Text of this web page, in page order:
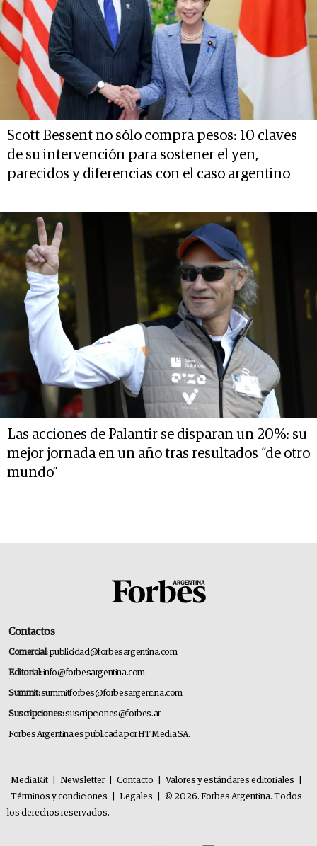
Scott Bessent no sólo compra pesos: 10 claves
de su intervención para sostener el yen,
parecidos y diferencias con el caso argentino
Las acciones de Palantir se disparan un 20%: su
mejor jornada en un año tras resultados “de otro
mundo”
Contactos
Comercial:publicidad@forbesargentina.com
Editorial:info@forbesargentina.com
Summit:summitforbes@forbesargentina.com
Suscripciones:suscripciones@forbes.ar
Forbes Argentina es publicada por HT Media SA.
MediaKit Newsletter Contacto Valores y estándares editoriales
Términos y condiciones
Legales
© 2026. Forbes Argentina. Todos
los derechos reservados.